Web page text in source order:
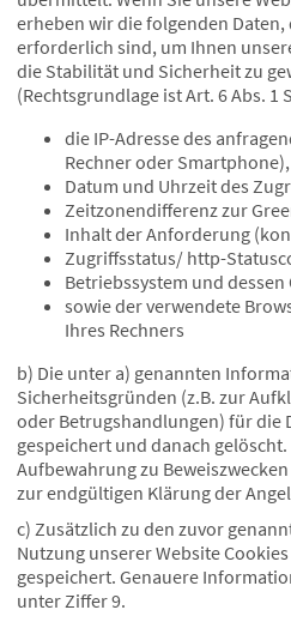
erheben wir die folgenden
erforderlich sind, um Ihnen
die Stabilität und Sicherheit zu
(Rechtsgrundlage ist Art. 6 Abs. 1
die IP-Adresse des
Rechner oder Smartphone),
Datum und Uhrzeit des
Zeitzonendifferenz zur
Inhalt der Anforderung
Zugriffsstatus/ http-
Betriebssystem und
sowie der verwendete
Ihres Rechners
b) Die unter a) genannten
Sicherheitsgründen (z.B. zur
oder Betrugshandlungen) für die
gespeichert und danach
Aufbewahrung zu
zur endgültigen Klärung der
c) Zusätzlich zu den zuvor
Nutzung unserer Website
gespeichert. Genauere
unter Ziffer 9.